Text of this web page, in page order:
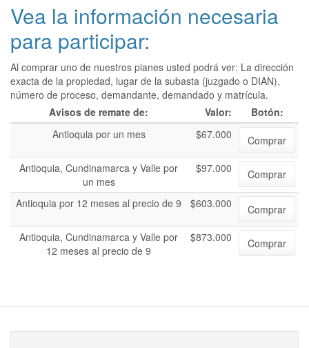
Vea la información necesaria
para participar:
Al comprar uno de nuestros planes usted podrá ver: La dirección
exacta de la propiedad, lugar de la subasta (juzgado o DIAN),
número de proceso, demandante, demandado y matrícula.
Avisos de remate de:
Valor:
Botón:
Antioquia por un mes
$67.000
Comprar
Antioquia, Cundinamarca y Valle por
un mes
$97.000 Comprar
Antioquia por 12 meses al precio de 9 $603.000
Comprar
Antioquia, Cundinamarca y Valle por
12 meses al precio de 9
$873.000 Comprar